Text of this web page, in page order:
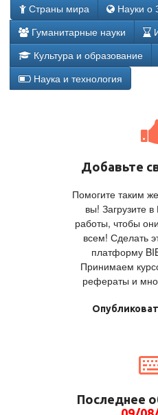
Страны мира
Науки о
Гуманитарные науки
Культура и образование
Наука и технология
Добавьте
Помогите таким
вы! Загрузите
работы, чтобы
всем! Сделать
платформу
Принимаем
рефераты и
Последнее